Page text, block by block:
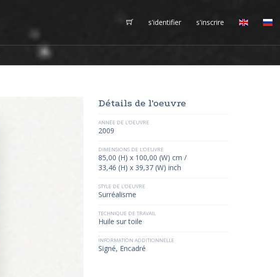
s'identifier s'inscrire
Détails de l'oeuvre
ANNÉE DE L'OEUVRE
2009
DIMENSIONS DE L'OEUVRE
85,00 (H) x 100,00 (W) cm /
33,46 (H) x 39,37 (W) inch
STYLE DE L'OEUVRE
Surréalisme
TECHNIQUE DE TRAVAIL
Huile sur toile
INFORMATION ADDITIONNELLE
Signé, Encadré